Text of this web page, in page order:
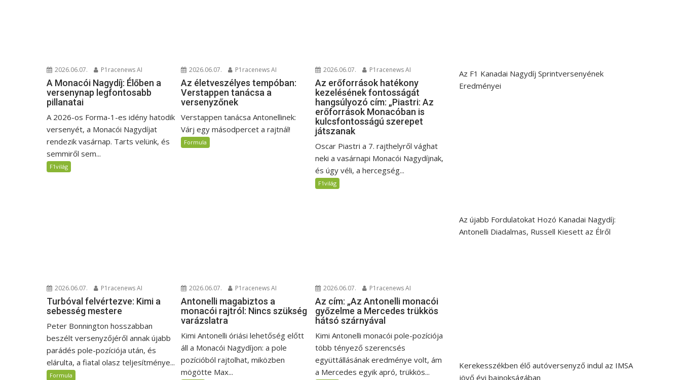
2026.06.07. P1racenews AI
A Monacói Nagydíj: Élőben a
versenynap legfontosabb
pillanatai
A 2026-os Forma-1-es idény hatodik
versenyét, a Monacói Nagydíjat
rendezik vasárnap. Tarts velünk, és
semmiről sem...
F1világ
2026.06.07. P1racenews AI
Az életveszélyes tempóban:
Verstappen tanácsa a
versenyzőnek
Verstappen tanácsa Antonellinek:
Várj egy másodpercet a rajtnál!
Formula
2026.06.07. P1racenews AI
Az erőforrások hatékony
kezelésének fontosságát
hangsúlyozó cím: „Piastri: Az
erőforrások Monacóban is
kulcsfontosságú szerepet
játszanak
Oscar Piastri a 7. rajthelyről vághat
neki a vasárnapi Monacói Nagydíjnak,
és úgy véli, a hercegség...
F1világ
2026.06.07. P1racenews AI
Turbóval felvértezve: Kimi a
sebesség mestere
Peter Bonnington hosszabban
beszélt versenyzőjéről annak újabb
parádés pole-pozíciója után, és
elárulta, a fiatal olasz teljesítménye...
Formula
2026.06.07. P1racenews AI
Antonelli magabiztos a
monacói rajtról: Nincs szükség
varázslatra
Kimi Antonelli óriási lehetőség előtt
áll a Monacói Nagydíjon: a pole
pozícióból rajtolhat, miközben
mögötte Max...
2026.06.07. P1racenews AI
Az cím: „Az Antonelli monacói
győzelme a Mercedes trükkös
hátsó szárnyával
Kimi Antonelli monacói pole-pozíciója
több tényező szerencsés
együttállásának eredménye volt, ám
a Mercedes egyik apró, trükkös...
Az F1 Kanadai Nagydíj Sprintversenyének
Eredményei
Az újabb Fordulatokat Hozó Kanadai Nagydíj:
Antonelli Diadalmas, Russell Kiesett az Élről
Kerekesszékben élő autóversenyző indul az IMSA
jövő évi bajnokságában